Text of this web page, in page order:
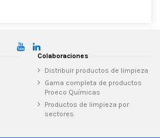
Colaboraciones
Distribuir productos de limpieza
Gama completa de productos
Proeco Químicas
Productos de limpieza por
sectores